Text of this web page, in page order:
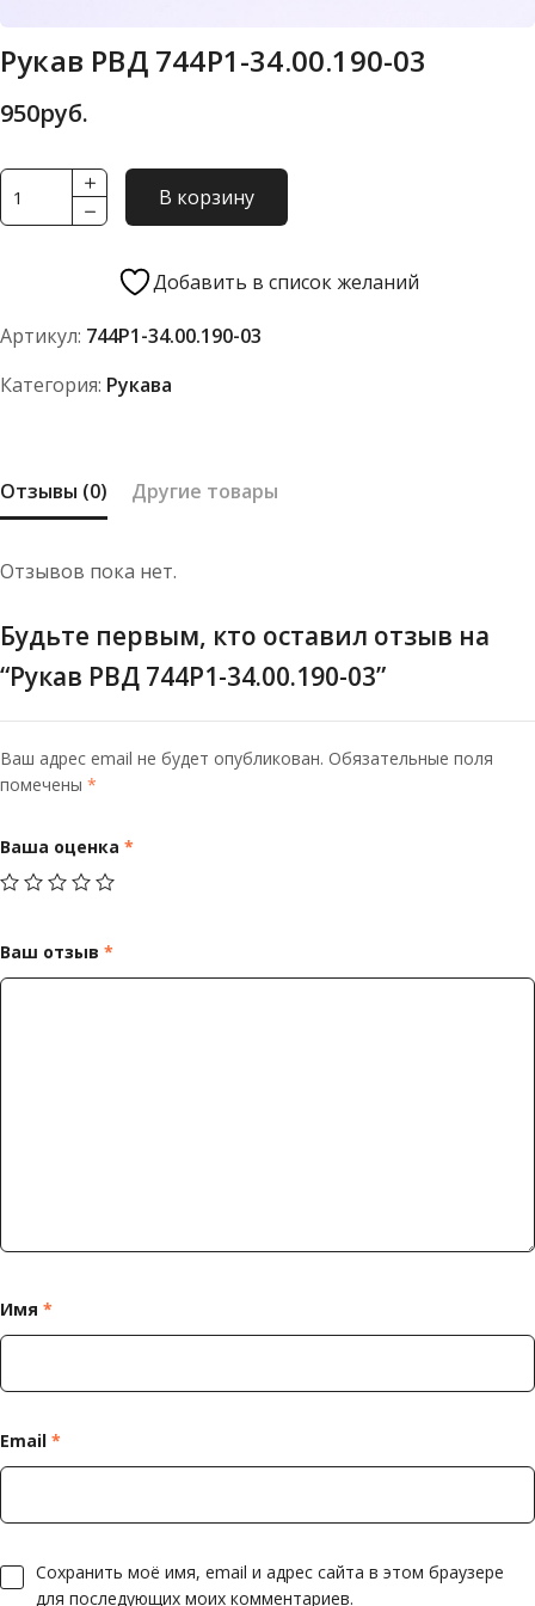
Рукав РВД 744Р1-34.00.190-03
950руб.
Количество
товара
34.00.190-
В корзину
Добавить в список желаний
Артикул: 744Р1-34.00.190-03
Категория: Рукава
Отзывы (0) Другие товары
Отзывов пока нет.
Будьте первым, кто оставил отзыв на
“Рукав РВД 744Р1-34.00.190-03”
Ваш адрес email не будет опубликован. Обязательные поля
помечены *
Ваша оценка *
Ваш отзыв *
Имя *
Email *
Сохранить моё имя, email и адрес сайта в этом браузере
для последующих моих комментариев.